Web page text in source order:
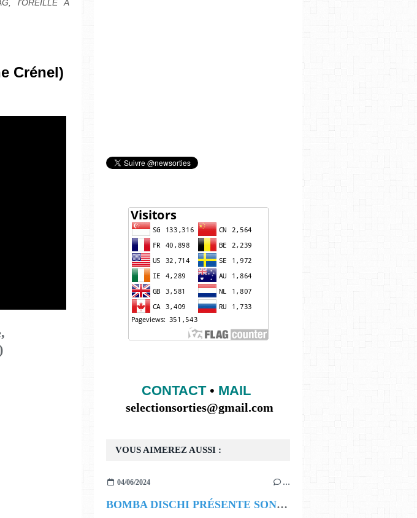
l'OREILLE A
Crénel)
VOUS AIMEREZ AUSSI :
04/06/2024 …
BOMBA DISCHI PRÉSENTE SON PREMIER FESTIVAL
CONTACT• MAIL
selectionsorties@gmail.com